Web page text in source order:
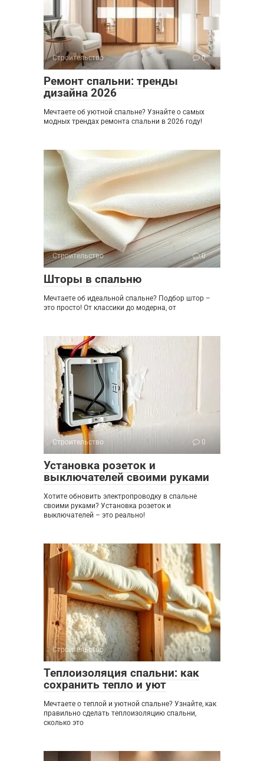
Строительство 0
Ремонт спальни: тренды
дизайна 2026
Мечтаете об уютной спальне? Узнайте о самых
модных трендах ремонта спальни в 2026 году!
Строительство 0
Шторы в спальню
Мечтаете об идеальной спальне? Подбор штор –
это просто! От классики до модерна, от
Строительство 0
Установка розеток и
выключателей своими руками
Хотите обновить электропроводку в спальне
своими руками? Установка розеток и
выключателей – это реально!
Строительство 0
Теплоизоляция спальни: как
сохранить тепло и уют
Мечтаете о теплой и уютной спальне? Узнайте, как
правильно сделать теплоизоляцию спальни,
сколько это